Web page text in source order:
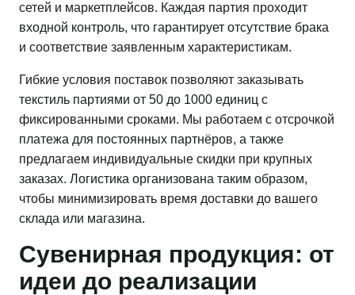
сетей и маркетплейсов. Каждая партия проходит
входной контроль, что гарантирует отсутствие брака
и соответствие заявленным характеристикам.
Гибкие условия поставок позволяют заказывать
текстиль партиями от 50 до 1000 единиц с
фиксированными сроками. Мы работаем с отсрочкой
платежа для постоянных партнёров, а также
предлагаем индивидуальные скидки при крупных
заказах. Логистика организована таким образом,
чтобы минимизировать время доставки до вашего
склада или магазина.
Сувенирная продукция: от
идеи до реализации